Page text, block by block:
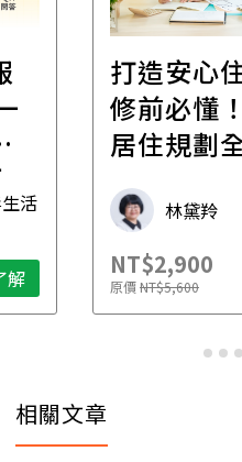
活
解
打造安心
修前必懂
居住規劃
林黛羚
NT$2,900
原價NT$5,600
相關文章